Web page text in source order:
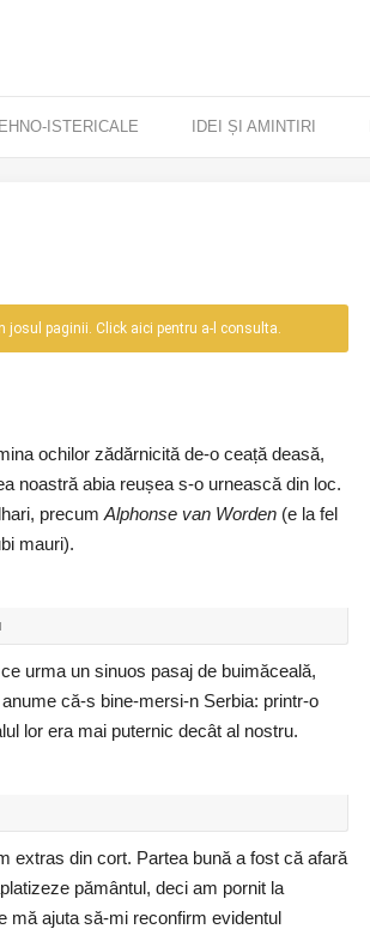
ISTERICALE IDEI ȘI AMINTIRI
paginii. Click aici pentru a-l consulta.
ochilor zădărnicită de-o ceață deasă,
noastră abia reușea s-o urnească din loc.
precum Alphonse van Worden (e la fel
mauri).
urma un sinuos pasaj de buimăceală,
că-s bine-mersi-n Serbia: printr-o
lor era mai puternic decât al nostru.
extras din cort. Partea bună a fost că afară
pământul, deci am pornit la
mă ajuta să-mi reconfirm evidentul